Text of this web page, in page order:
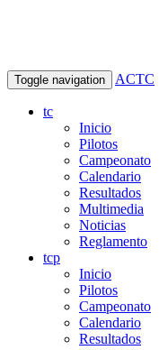
Toggle navigation ACTC
tc
Inicio
Pilotos
Campeonato
Calendario
Resultados
Multimedia
Noticias
Reglamento
tcp
Inicio
Pilotos
Campeonato
Calendario
Resultados